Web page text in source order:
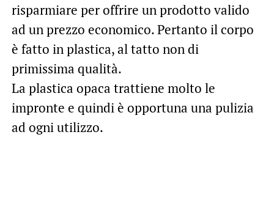
risparmiare per offrire un prodotto valido
ad un prezzo economico. Pertanto il corpo
è fatto in plastica, al tatto non di
primissima qualità.
La plastica opaca trattiene molto le
impronte e quindi è opportuna una pulizia
ad ogni utilizzo.